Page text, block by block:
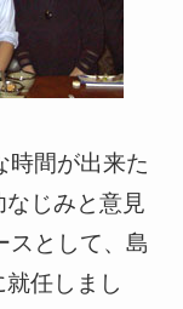
間が出来た
じみと意見
スとして、島
任しまし